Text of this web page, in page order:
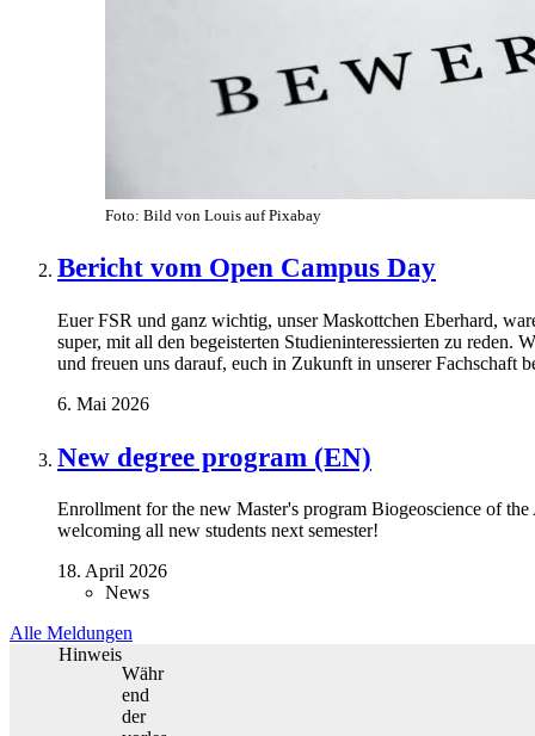
Foto: Bild von Louis auf Pixabay
Bericht vom Open Campus Day
Euer FSR und ganz wichtig, unser Maskottchen Eberhard,
super, mit all den begeisterten Studieninteressierten zu reden.
und freuen uns darauf, euch in Zukunft in unserer Fachschaft
6. Mai 2026
New degree program (EN)
Enrollment for the new Master's program Biogeoscience of
welcoming all new students next semester!
18. April 2026
News
Alle Meldungen
Hinweis
Währ
end
der